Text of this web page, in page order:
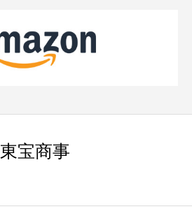
東宝商事